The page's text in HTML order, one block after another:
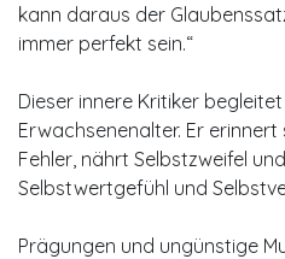
kann daraus der
immer perfekt sein.“
Dieser innere Kritiker
Erwachsenenalter. Er
Fehler, nährt Selbstzweifel
Selbstwertgefühl und
Prägungen und ungünstige